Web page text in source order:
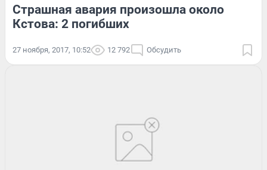
Страшная авария произошла около
Кстова: 2 погибших
27 ноября, 2017, 10:52 12 792 Обсудить